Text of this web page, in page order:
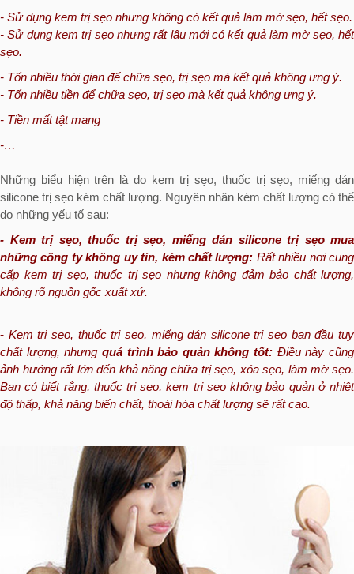
- Sử dụng kem trị sẹo nhưng không có kết quả làm mờ sẹo, hết sẹo.
-Sử dụng kem trị sẹo nhưng rất lâu mới có kết quả làm mờ sẹo, hết
sẹo.
- Tốn nhiều thời gian để chữa sẹo, trị sẹo mà kết quả không ưng ý.
- Tốn nhiều tiền để chữa sẹo, trị sẹo mà kết quả không ưng ý.
- Tiền mất tật mang
-…
Những biểu hiện trên là do kem trị sẹo, thuốc trị sẹo, miếng dán
silicone trị sẹo kém chất lượng. Nguyên nhân kém chất lượng có thể
do những yếu tố sau:
- Kem trị sẹo, thuốc trị sẹo, miếng dán silicone trị sẹo mua
những công ty không uy tín, kém chất lượng: Rất nhiều nơi cung
cấp kem trị sẹo, thuốc trị sẹo nhưng không đảm bảo chất lượng,
không rõ nguồn gốc xuất xứ.
- Kem trị sẹo, thuốc trị sẹo, miếng dán silicone trị sẹo ban đầu tuy
chất lượng, nhưng quá trình bảo quản không tốt: Điều này cũng
ảnh hướng rất lớn đến khả năng chữa trị sẹo, xóa sẹo, làm mờ sẹo.
Bạn có biết rằng, thuốc trị sẹo, kem trị sẹo không bảo quản ở nhiệt
độ thấp, khả năng biến chất, thoái hóa chất lượng sẽ rẩt cao.